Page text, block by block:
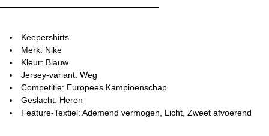
Keepershirts
Merk: Nike
Kleur: Blauw
Jersey-variant: Weg
Competitie: Europees Kampioenschap
Geslacht: Heren
Feature-Textiel: Ademend vermogen, Licht, Zweet afvoerend